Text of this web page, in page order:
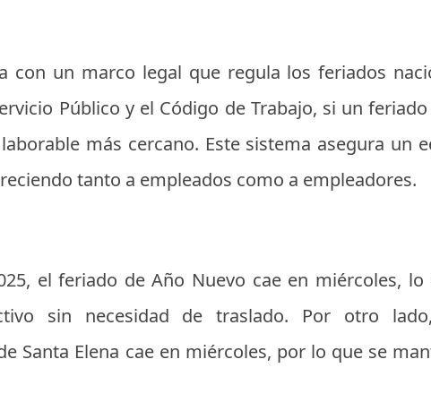
con un marco legal que regula los feriados
Público y el Código de Trabajo, si un
más cercano. Este sistema asegura un
tanto a empleados como a empleadores.
el feriado de Año Nuevo cae en miércoles,
sin necesidad de traslado. Por otro
Santa Elena cae en miércoles, por lo que se